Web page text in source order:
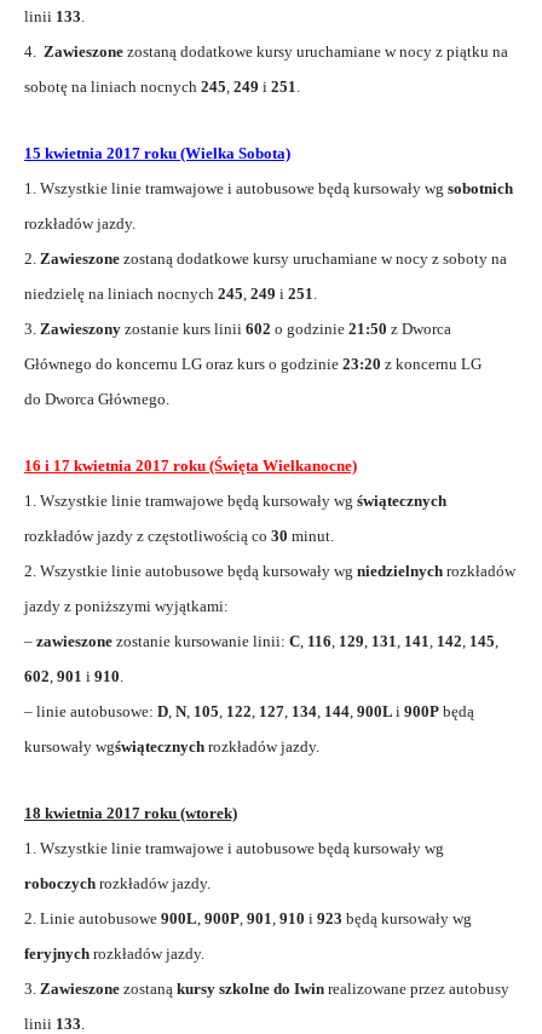
linii 133
4. Zawieszone zostaną dodatkowe kursy uruchamiane w nocy z piątku na
sobotę na liniach nocnych 245 249 i 251
15 kwietnia 2017 roku (Wielka Sobota)
1. Wszystkie linie tramwajowe i autobusowe będą kursowały wg sobotnich
rozkładów jazdy.
2. Zawieszone zostaną dodatkowe kursy uruchamiane w nocy z soboty na
niedzielę na liniach nocnych 245 249 i 251
3. Zawieszony zostanie kurs linii 602 o godzinie 21:50 z Dworca
Głównego do koncernu LG oraz kurs o godzinie 23:20 z koncernu LG
do Dworca Głównego.
16 i 17 kwietnia 2017 roku (Święta Wielkanocne)
1. Wszystkie linie tramwajowe będą kursowały wg świątecznych
rozkładów jazdy z częstotliwością co 30 minut.
2. Wszystkie linie autobusowe będą kursowały wg niedzielnych rozkładów
jazdy z poniższymi wyjątkami:
– zawieszone zostanie kursowanie linii: C 116 129 131 141 142 145
602 901 i 910
– linie autobusowe: D N 105 122 127 134 144 900L i 900P będą
kursowały wgświątecznych rozkładów jazdy.
18 kwietnia 2017 roku (wtorek)
1. Wszystkie linie tramwajowe i autobusowe będą kursowały wg
roboczych rozkładów jazdy.
2. Linie autobusowe 900L 900P 901 910 i 923 będą kursowały wg
feryjnych rozkładów jazdy.
3. Zawieszone zostaną kursy szkolne do Iwin realizowane przez autobusy
linii 133